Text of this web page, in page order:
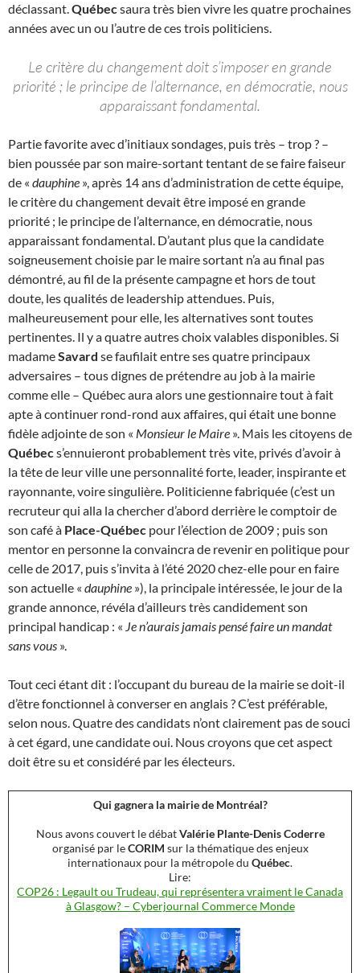
déclassant.Québecsaura très bien vivre les quatre prochaines
années avec un ou l’autre de ces trois politiciens.
Le critère du changement doit s’imposer en grande
priorité ; le principe de l’alternance, en démocratie, nous
apparaissant fondamental.
Partie favorite avec d’initiaux sondages, puis très – trop ? –
bien poussée par son maire-sortant tentant de se faire faiseur
de « dauphine », après 14 ans d’administration de cette équipe,
le critère du changement devait être imposé en grande
priorité ; le principe de l’alternance, en démocratie, nous
apparaissant fondamental. D’autant plus que la candidate
soigneusement choisie par le maire sortant n’a au final pas
démontré, au fil de la présente campagne et hors de tout
doute, les qualités de leadership attendues. Puis,
malheureusement pour elle, les alternatives sont toutes
pertinentes. Il y a quatre autres choix valables disponibles. Si
madameSavard se faufilait entre ses quatre principaux
adversaires – tous dignes de prétendre au job à la mairie
comme elle – Québec aura alors une gestionnaire tout à fait
apte à continuer rond-rond aux affaires, qui était une bonne
fidèle adjointe de son « Monsieur le Maire ». Mais les citoyens de
Québecs’ennuieront probablement très vite, privés d’avoir à
la tête de leur ville une personnalité forte, leader, inspirante et
rayonnante, voire singulière. Politicienne fabriquée (c’est un
recruteur qui alla la chercher d’abord derrière le comptoir de
son café à Place-Québec pour l’élection de 2009 ; puis son
mentor en personne la convaincra de revenir en politique pour
celle de 2017, puis s’invita à l’été 2020 chez-elle pour en faire
son actuelle « dauphine »), la principale intéressée, le jour de la
grande annonce, révéla d’ailleurs très candidement son
principal handicap : « Je n’aurais jamais pensé faire un mandat
sans vous ».
Tout ceci étant dit : l’occupant du bureau de la mairie se doit-il
d’être fonctionnel à converser en anglais ? C’est préférable,
selon nous. Quatre des candidats n’ont clairement pas de souci
à cet égard, une candidate oui. Nous croyons que cet aspect
doit être su et considéré par les électeurs.
Qui gagnera la mairie de Montréal?
Nous avons couvert le débatValérie Plante-Denis Coderre
organisé par leCORIM sur la thématique des enjeux
internationaux pour la métropole du Québec.
Lire:
COP26 : Legault ou Trudeau, qui représentera vraiment le Canada
à Glasgow? – Cyberjournal Commerce Monde